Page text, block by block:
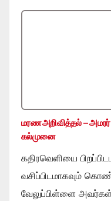
மரண அறிவித்தல் – அமரர்
கல்முனை
கதிரவெளியை
வசிப்பிடமாகவும்
வேலுப்பிள்ளை அவர்கள்